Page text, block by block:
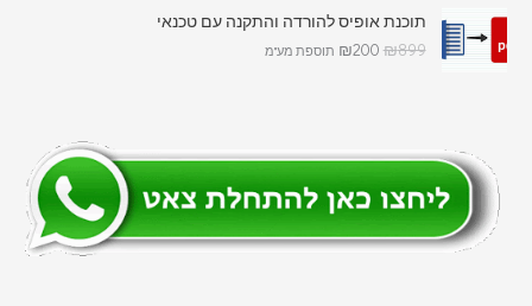
תוכנת אופיס להורדה והתקנה עם טכנאי
₪899
₪200 תוספת מע"מ